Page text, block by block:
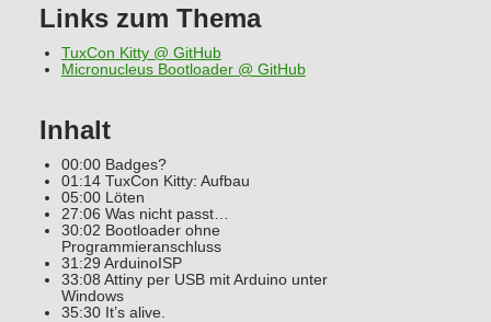
Links zum Thema
TuxCon Kitty @ GitHub
Micronucleus Bootloader @ GitHub
Inhalt
00:00 Badges?
01:14 TuxCon Kitty: Aufbau
05:00 Löten
27:06 Was nicht passt…
30:02 Bootloader ohne
Programmieranschluss
31:29 ArduinoISP
33:08 Attiny per USB mit Arduino unter
Windows
35:30 It’s alive.